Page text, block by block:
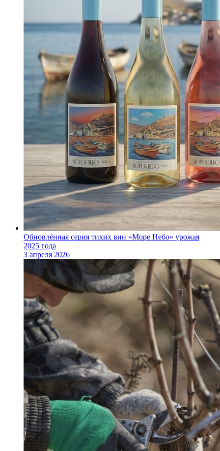
Обновлённая серия тихих вин «Море Небо» урожая
2025 года
3 апреля 2026